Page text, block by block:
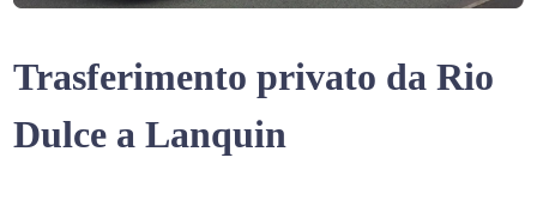
Trasferimento privato da Rio
Dulce a Lanquin